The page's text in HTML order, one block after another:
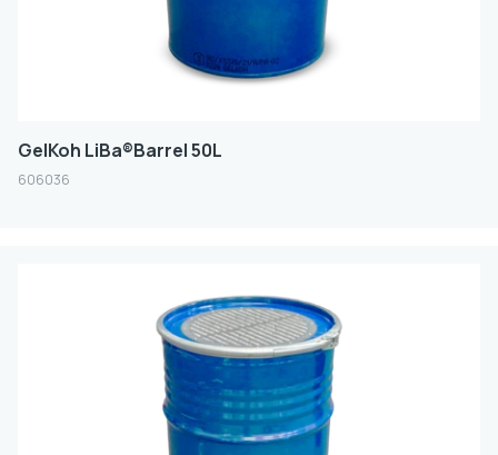
GelKoh LiBa®Barrel 50L
606036